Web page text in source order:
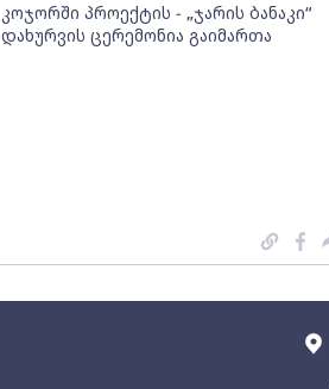
კოჯორში პროექტის - „ჯარის ბანაკი“
დახურვის ცერემონია გაიმართა